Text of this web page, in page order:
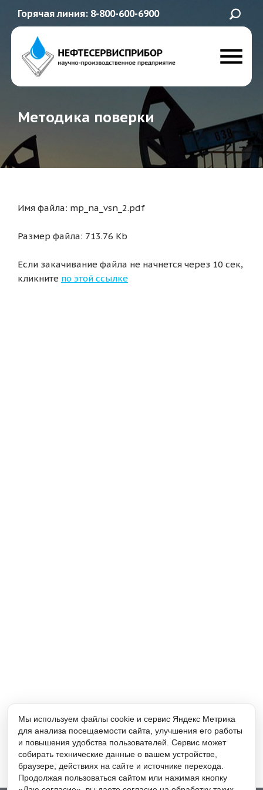
Горячая линия: 8-800-600-6900
Методика поверки
Имя файла: mp_na_vsn_2.pdf
Размер файла: 713.76 Kb
Если закачивание файла не начнется через 10 сек,
кликните по этой ссылке
Мы используем файлы cookie и сервис Яндекс Метрика
для анализа посещаемости сайта, улучшения его работы
и повышения удобства пользователей. Сервис может
собирать технические данные о вашем устройстве,
браузере, действиях на сайте и источнике перехода.
Продолжая пользоваться сайтом или нажимая кнопку